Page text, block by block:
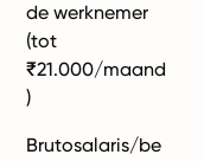
de werknemer
(tot
₹21.000/maand
)
Brutosalaris/be